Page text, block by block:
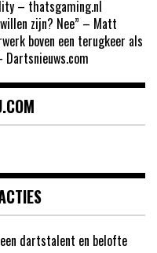
– thatsgaming.nl
zijn? Nee” – Matt
boven een terugkeer als
Dartsnieuws.com
dartstalent en belofte